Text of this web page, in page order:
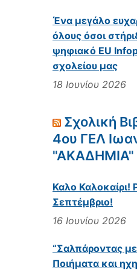
Ένα μεγάλο
όλους όσοι
ψηφιακό EU
σχολείου μας
18 Ιουνίου 2026
Σχολική
4ου ΓΕΛ
"ΑΚΑΔΗΜΙΑ"
Καλο Καλοκαίρι!
Σεπτέμβριο!
16 Ιουνίου 2026
“Σαλπάροντας με
Ποιήματα και